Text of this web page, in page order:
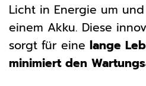
Licht in Energie um
einem Akku. Diese
sorgt für eine lange
minimiert den